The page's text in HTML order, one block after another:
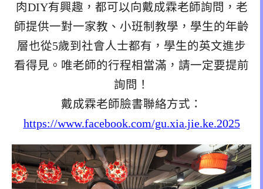
肉DIY有興趣，都可以向戴成霖老師詢問，老
師提供一對一家教、小班制教學，學生的年齡
層也從5歲到社會人士都有，學生的英文進步
看得見。唯老師的行程相當滿，請一定要提前
詢問！
戴成霖老師臉書聯絡方式：
https://www.facebook.com/gu.xia.jie.ke.2025